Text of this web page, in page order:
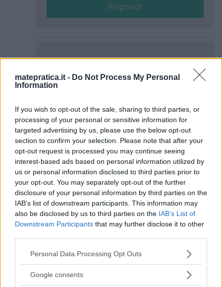
matepratica.it - Do Not Process My Personal
Information
If you wish to opt-out of the sale, sharing to third parties, or
processing of your personal or sensitive information for
targeted advertising by us, please use the below opt-out
section to confirm your selection. Please note that after your
opt-out request is processed you may continue seeing
interest-based ads based on personal information utilized by
us or personal information disclosed to third parties prior to
your opt-out. You may separately opt-out of the further
disclosure of your personal information by third parties on the
IAB’s list of downstream participants. This information may
also be disclosed by us to third parties on the IAB’s List of
Downstream Participants that may further disclose it to other
Please note that this website/app uses one or more Google
not limited to your visit or usage behaviour. You may click to
Personal Data Processing Opt Outs
Google consents
Rispondi
5 Aprile 2016 alle 20:28
Ma perchè nello studio della funzione
non ci sono intersezioni con l asse e
nel grafico si?o quel pallino vuoto
vuol dire che li non “c’è” funzione?
Rispondi
Andreaha detto:
se guardi i limiti per